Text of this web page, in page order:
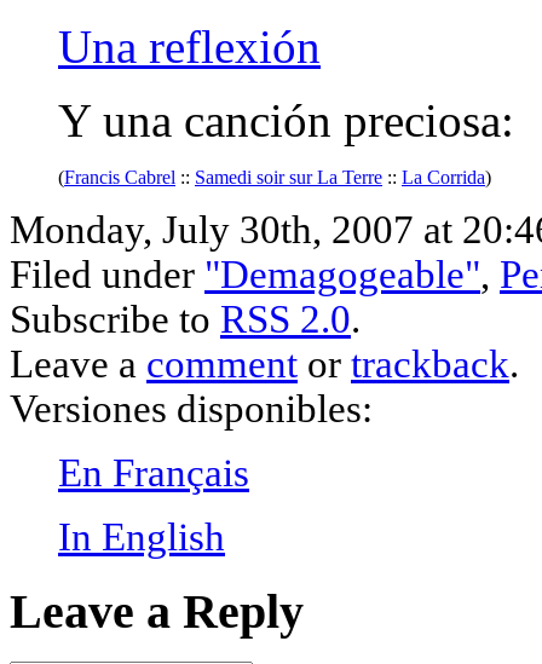
Una reflexión
Y una canción preciosa:
(Francis Cabrel :: Samedi soir sur La Terre :: La Corrida)
Monday, July 30th, 2007 at
Filed under "Demagogeable",
Subscribe to RSS 2.0.
Leave a comment or trackback.
Versiones disponibles:
En Français
In English
Leave a Reply